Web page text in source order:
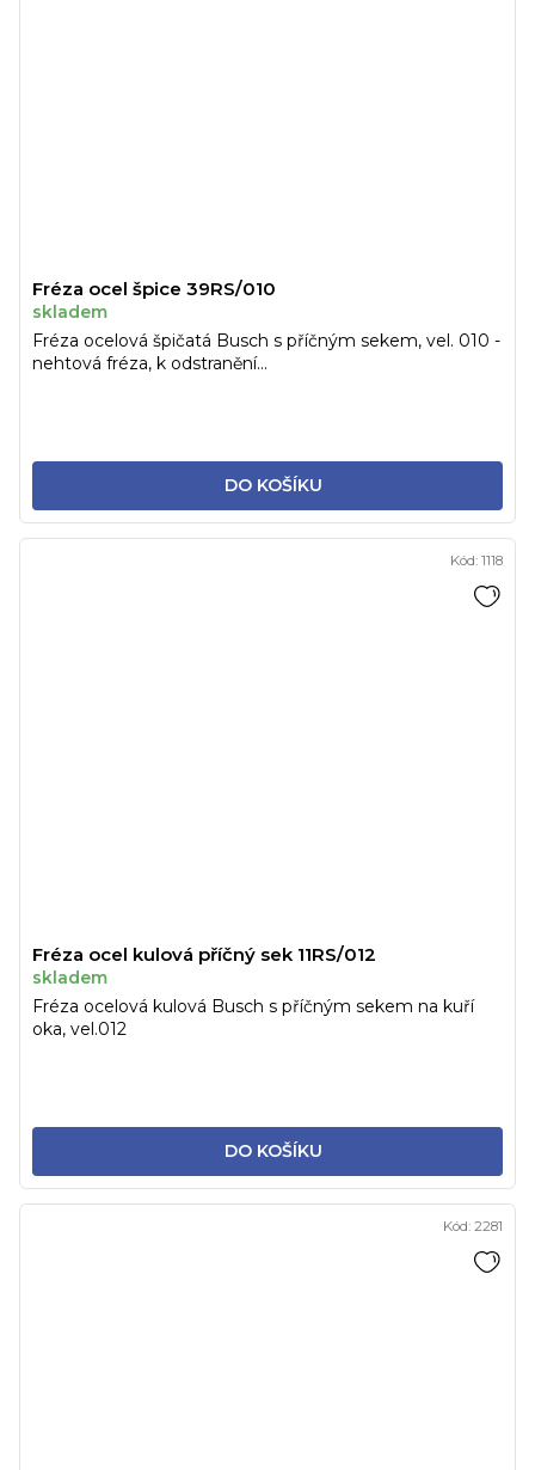
Fréza ocel špice 39RS/010
skladem
DO KOŠÍKU
Fréza ocelová špičatá Busch s příčným sekem, vel. 010 -
nehtová fréza, k odstranění...
Fréza ocel kulová příčný sek 11RS/012
skladem
DO KOŠÍKU
Fréza ocelová kulová Busch s příčným sekem na kuří
oka, vel.012
Kód: 1118
Kód: 2281